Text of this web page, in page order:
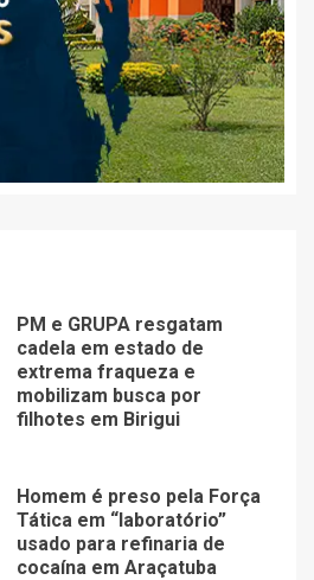
PM e GRUPA resgatam
cadela em estado de
extrema fraqueza e
mobilizam busca por
filhotes em Birigui
Homem é preso pela Força
Tática em “laboratório”
usado para refinaria de
cocaína em Araçatuba